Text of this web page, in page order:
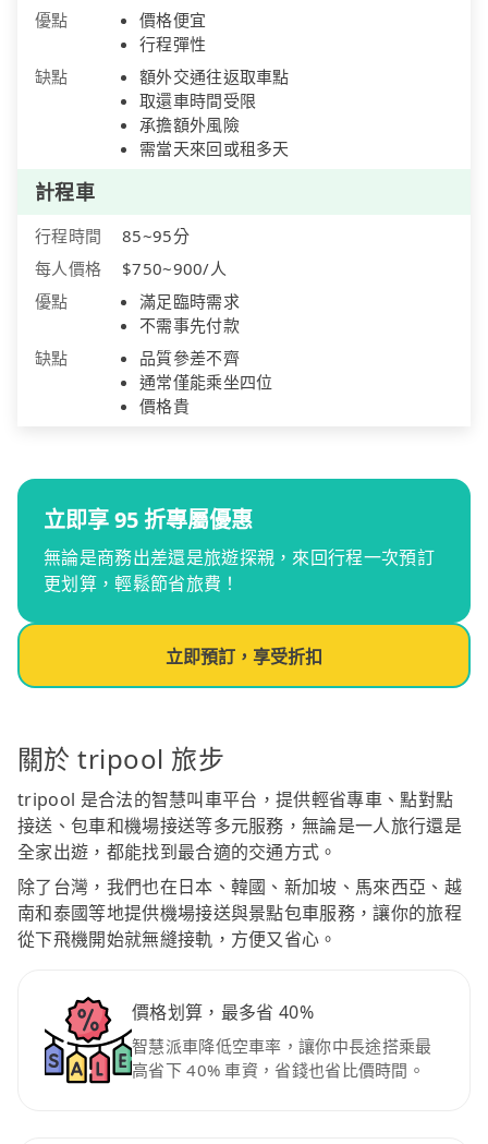
優點
價格便宜
行程彈性
缺點
額外交通往返取車點
取還車時間受限
承擔額外風險
需當天來回或租多天
計程車
行程時間
85~95分
每人價格
$750~900/人
優點
滿足臨時需求
不需事先付款
缺點
品質參差不齊
通常僅能乘坐四位
價格貴
立即享 95 折專屬優惠
無論是商務出差還是旅遊探親，來回行程一次預訂
更划算，輕鬆節省旅費！
立即預訂，享受折扣
關於 tripool 旅步
tripool 是合法的智慧叫車平台，提供輕省專車、點對點
接送、包車和機場接送等多元服務，無論是一人旅行還是
全家出遊，都能找到最合適的交通方式。
除了台灣，我們也在日本、韓國、新加坡、馬來西亞、越
南和泰國等地提供機場接送與景點包車服務，讓你的旅程
從下飛機開始就無縫接軌，方便又省心。
價格划算，最多省 40%
智慧派車降低空車率，讓你中長途搭乘最
高省下 40% 車資，省錢也省比價時間。